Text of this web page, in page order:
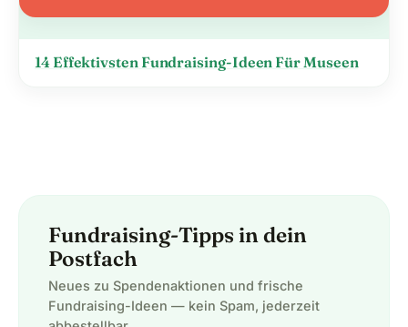
14 Effektivsten Fundraising-Ideen Für Museen
Fundraising-Tipps in dein
Postfach
Neues zu Spendenaktionen und frische
Fundraising-Ideen — kein Spam, jederzeit